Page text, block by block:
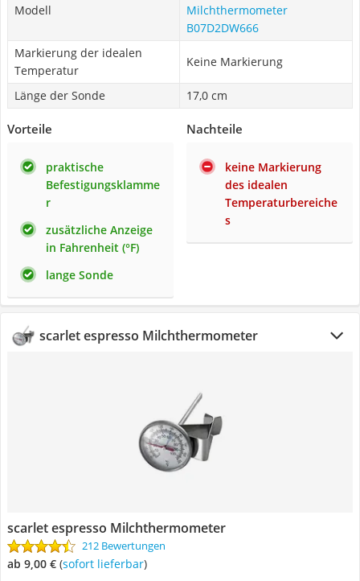
Modell
Milchthermometer
B07D2DW666
Markierung der idealen
Temperatur
Keine Markierung
Länge der Sonde 17,0 cm
Vorteile
praktische
Befestigungsklamme
r
zusätzliche Anzeige
in Fahrenheit (°F)
lange Sonde
Nachteile
keine Markierung
des idealen
Temperaturbereiche
s
scarlet espresso Milchthermometer
scarlet espresso Milchthermometer
212 Bewertungen
ab 9,00 € ( Sofort lieferbar)